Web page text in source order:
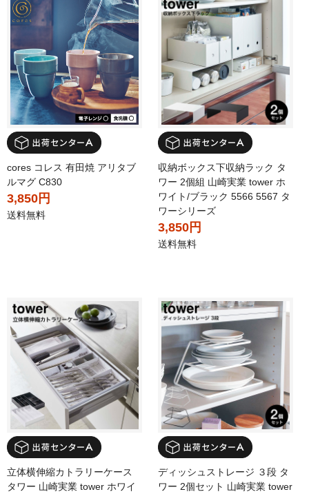
cores コレス 有田焼 アリタブ
ルマグ C830
3,850円
送料無料
収納ボックス下収納ラック タ
ワー 2個組 山崎実業 tower ホ
ワイト/ブラック 5566 5567 タ
ワーシリーズ
3,850円
送料無料
立体横伸縮カトラリーケース
タワー 山崎実業 tower ホワイ
ディッシュストレージ ３段 タ
ワー 2個セット 山崎実業 tower